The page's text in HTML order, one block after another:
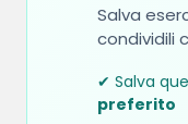
Salva
condividili
✔ Salva
preferito